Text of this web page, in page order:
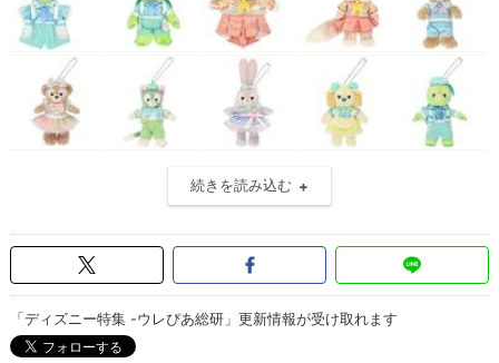
続きを読み込む
「ディズニー特集 -ウレぴあ総研」更新情報が受け取れます